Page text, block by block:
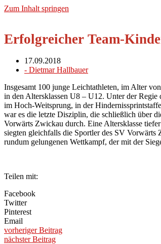
Zum Inhalt springen
Erfolgreicher Team-
17.09.2018
- Dietmar Hallbauer
Insgesamt 100 junge Leichtathleten, im Alter
in den Altersklassen U8 – U12. Unter der
im Hoch-Weitsprung, in der
war es die letzte Disziplin, die schließlich über
Vorwärts Zwickau durch. Eine Altersklasse
siegten gleichfalls die Sportler des SV Vorwärts
rundum gelungenen Wettkampf, der mit der
Teilen mit:
Facebook
Twitter
Pinterest
Email
vorheriger Beitrag
nächster Beitrag